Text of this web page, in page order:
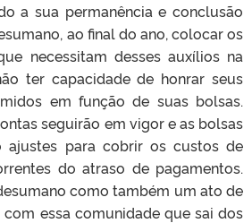
a sua permanência e conclusão
ao final do ano, colocar os
necessitam desses auxílios na
ter capacidade de honrar seus
em função de suas bolsas.
seguirão em vigor e as bolsas
ajustes para cobrir os custos de
do atraso de pagamentos.
como também um ato de
essa comunidade que sai dos